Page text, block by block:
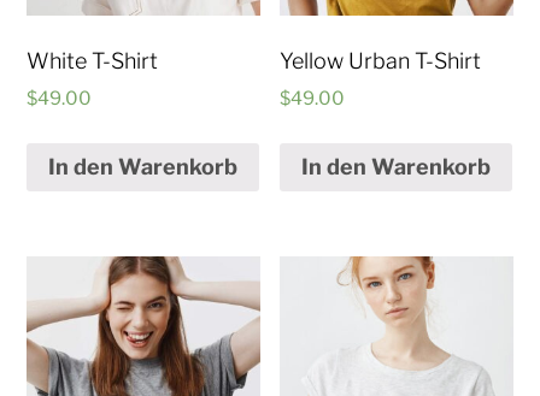
White T-Shirt
$49.00
In den Warenkorb
Yellow Urban T-Shirt
$49.00
In den Warenkorb